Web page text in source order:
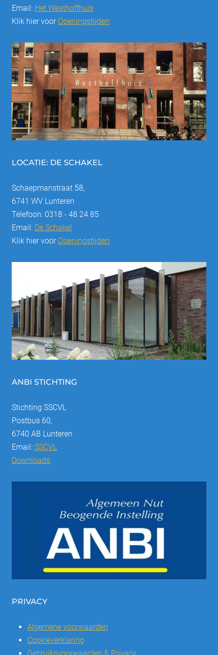
Email: Het Westhoffhuis
Klik hier voor Openingstijden
LOCATIE: DE SCHAKEL
Schaepmanstraat 58,
6741 WV Lunteren
Telefoon: 0318 - 48 24 85
Email: De Schakel
Klik hier voor Openingstijden
ANBI STICHTING
Stichting SSCVL
Postbus 60,
6740 AB Lunteren
Email: SSCVL
Downloads
PRIVACY
Algemene voorwaarden
Cookieverklaring